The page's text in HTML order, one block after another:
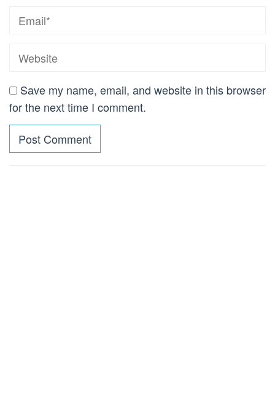
Save my name, email, and website in this browser
for the next time I comment.